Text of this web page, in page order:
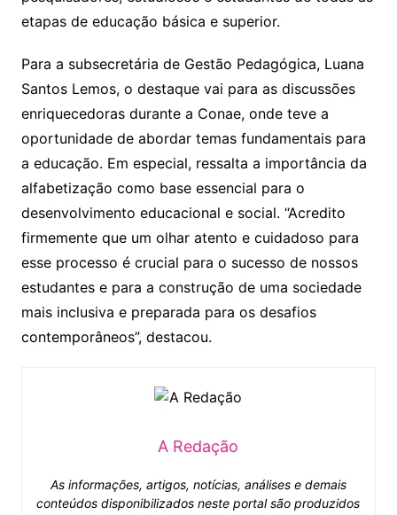
etapas de educação básica e superior.
Para a subsecretária de Gestão Pedagógica, Luana
Santos Lemos, o destaque vai para as discussões
enriquecedoras durante a Conae, onde teve a
oportunidade de abordar temas fundamentais para
a educação. Em especial, ressalta a importância da
alfabetização como base essencial para o
desenvolvimento educacional e social. “Acredito
firmemente que um olhar atento e cuidadoso para
esse processo é crucial para o sucesso de nossos
estudantes e para a construção de uma sociedade
mais inclusiva e preparada para os desafios
contemporâneos”, destacou.
A Redação
As informações, artigos, notícias, análises e demais
conteúdos disponibilizados neste portal são produzidos